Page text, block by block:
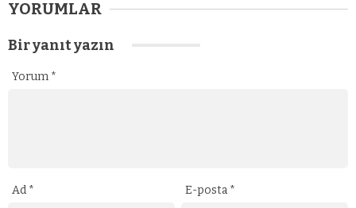
YORUMLAR
Bir yanıt yazın
Yorum *
Ad * E-posta *